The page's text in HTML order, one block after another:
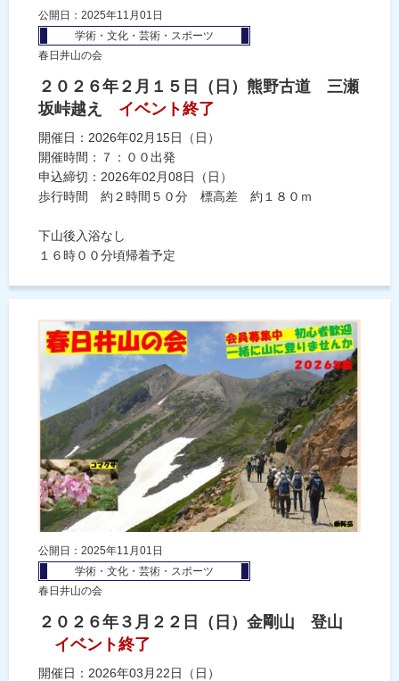
公開日：2025年11月01日
学術・文化・芸術・スポーツ
春日井山の会
２０２６年２月１５日（日）熊野古道 三瀬
坂峠越え
イベント終了
開催日：2026年02月15日（日）
開催時間：７：００出発
申込締切：2026年02月08日（日）
歩行時間 約２時間５０分 標高差 約１８０ｍ
下山後入浴なし
１６時００分頃帰着予定
公開日：2025年11月01日
学術・文化・芸術・スポーツ
春日井山の会
２０２６年３月２２日（日）金剛山 登山
イベント終了
開催日：2026年03月22日（日）